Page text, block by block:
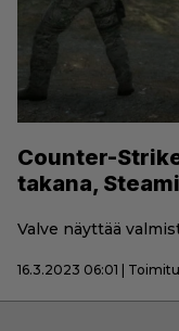
Counter-
takana,
Valve näyttää
16.3.2023 06:01 |